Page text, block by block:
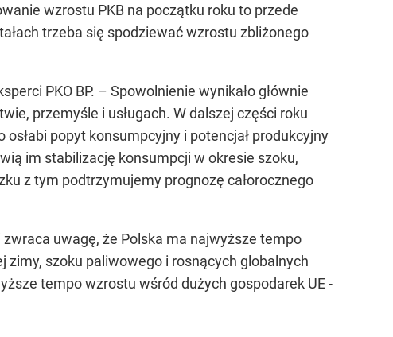
wzrostu PKB na początku roku to przede
trzeba się spodziewać wzrostu zbliżonego
PKO BP. – Spowolnienie wynikało głównie
przemyśle i usługach. W dalszej części roku
popyt konsumpcyjny i potencjał produkcyjny
im stabilizację konsumpcji w okresie szoku,
z tym podtrzymujemy prognozę całorocznego
uwagę, że Polska ma najwyższe tempo
zimy, szoku paliwowego i rosnących globalnych
tempo wzrostu wśród dużych gospodarek UE -